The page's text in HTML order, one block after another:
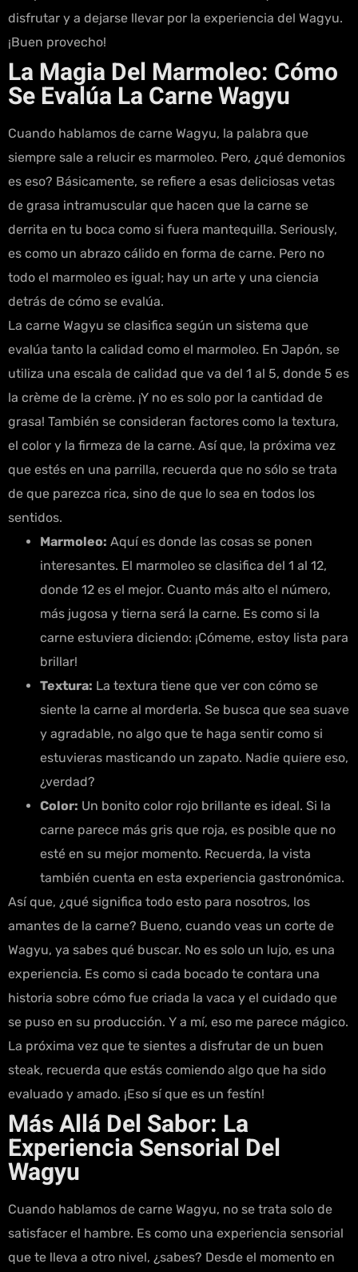
disfrutar y a dejarse llevar por la experiencia del Wagyu.
¡Buen provecho!
La Magia Del Marmoleo: Cómo
Se Evalúa La Carne Wagyu
Cuando hablamos de carne Wagyu, la palabra que
siempre sale a relucir es marmoleo. Pero, ¿qué demonios
es eso? Básicamente, se refiere a esas deliciosas vetas
de grasa intramuscular que hacen que la carne se
derrita en tu boca como si fuera mantequilla. Seriously,
es como un abrazo cálido en forma de carne. Pero no
todo el marmoleo es igual; hay un arte y una ciencia
detrás de cómo se evalúa.
La carne Wagyu se clasifica según un sistema que
evalúa tanto la calidad como el marmoleo. En Japón, se
utiliza una escala de calidad que va del 1 al 5, donde 5 es
la crème de la crème. ¡Y no es solo por la cantidad de
grasa! También se consideran factores como la textura,
el color y la firmeza de la carne. Así que, la próxima vez
que estés en una parrilla, recuerda que no sólo se trata
de que parezca rica, sino de que lo sea en todos los
sentidos.
Marmoleo: Aquí es donde las cosas se ponen
interesantes. El marmoleo se clasifica del 1 al 12,
donde 12 es el mejor. Cuanto más alto el número,
más jugosa y tierna será la carne. Es como si la
carne estuviera diciendo: ¡Cómeme, estoy lista para
brillar!
Textura: La textura tiene que ver con cómo se
siente la carne al morderla. Se busca que sea suave
y agradable, no algo que te haga sentir como si
estuvieras masticando un zapato. Nadie quiere eso,
¿verdad?
Color: Un bonito color rojo brillante es ideal. Si la
carne parece más gris que roja, es posible que no
esté en su mejor momento. Recuerda, la vista
también cuenta en esta experiencia gastronómica.
Así que, ¿qué significa todo esto para nosotros, los
amantes de la carne? Bueno, cuando veas un corte de
Wagyu, ya sabes qué buscar. No es solo un lujo, es una
experiencia. Es como si cada bocado te contara una
historia sobre cómo fue criada la vaca y el cuidado que
se puso en su producción. Y a mí, eso me parece mágico.
La próxima vez que te sientes a disfrutar de un buen
steak, recuerda que estás comiendo algo que ha sido
evaluado y amado. ¡Eso sí que es un festín!
Más Allá Del Sabor: La
Experiencia Sensorial Del
Wagyu
Cuando hablamos de carne Wagyu, no se trata solo de
satisfacer el hambre. Es como una experiencia sensorial
que te lleva a otro nivel, ¿sabes? Desde el momento en